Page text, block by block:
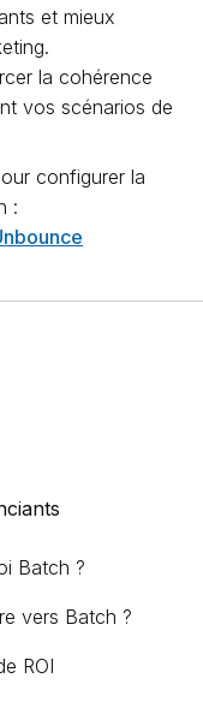
et mieux
la cohérence
vos scénarios de
configurer la
:
Batch ?
vers Batch ?
ROI